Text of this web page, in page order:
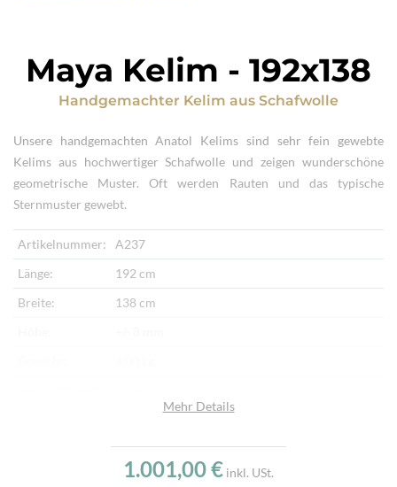
Maya Kelim - 192x138
Handgemachter Kelim aus Schafwolle
Unsere handgemachten Anatol Kelims sind sehr fein gewebte
Kelims aus hochwertiger Schafwolle und zeigen wunderschöne
geometrische Muster. Oft werden Rauten und das typische
Sternmuster gewebt.
Artikelnummer:
A237
Länge:
192 cm
Breite:
138 cm
Schafwolle
Neu
Mehr Details
1.001,00 € inkl. USt.